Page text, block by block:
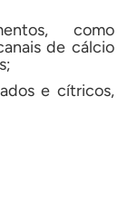
como
de cálcio
e cítricos,